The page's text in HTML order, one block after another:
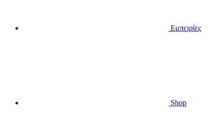
Εμπειρίες
Shop